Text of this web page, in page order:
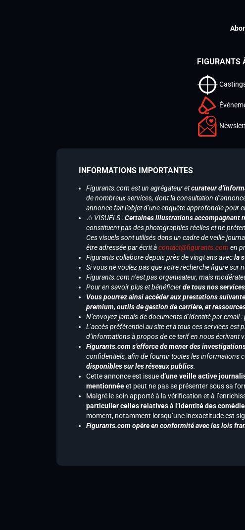
FIGURANTS
INFORMATIONS IMPORTANTES
Figurants.com est un agrégateur etcurateur
de nombreux services, dont la consultation
annonce fait l’objet d’une enquête approfondie
⚠️ VISUELS :Certaines illustrations accompagnant
constituent pas des photographies réelles et ne
Ces visuels sont utilisés dans un cadre de veille
être adressée par écrit àcontact@figurants.com en
Figurants collabore depuis près de vingt ans avecla
Si vous ne voulez pas que votre recherche figure sur
Figurants.com n’est pas organisateur, mais
Pour en savoir plus et bénéficierde tous nos services
Vous pourrez ainsi accéder aux prestations
premium, outils de gestion de carrière, et
N’envoyez jamais de documents d’identité par email
L’accès préférentiel au site et à tous ces services
d’informations à propos de ce tarif en nous écrivant
Figurants.com s’efforce de mener des
confidentiels, afin de fournir toutes les informations
disponibles sur les réseaux publics.
Cette annonce est issued’une veille active
mentionnéeet peut ne pas se présenter sous sa
Malgré le soin apporté à la vérification et à
particulier celles relatives à l’identité des
moment, notamment lorsqu’une inexactitude est
Figurants.com opère en conformité avec les lois